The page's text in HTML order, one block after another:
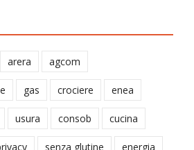
arera agcom
gas crociere enea
usura consob cucina
senza glutine energia